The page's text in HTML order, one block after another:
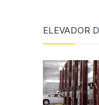
ELEVADOR